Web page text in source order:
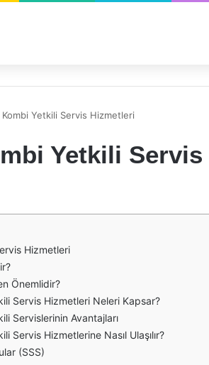
Yetkili Servis Hizmetleri
Yetkili
Hizmetleri
Önemlidir?
Servis Hizmetleri Neleri Kapsar?
Servislerinin Avantajları
Servis Hizmetlerine Nasıl Ulaşılır?
(SSS)